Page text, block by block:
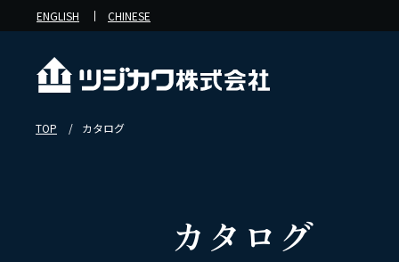
ENGLISH CHINESE
TOP カタログ
カタログ